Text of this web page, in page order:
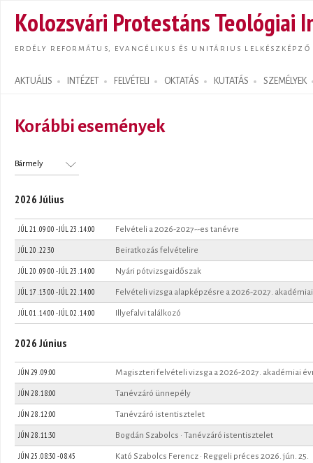
Kolozsvári Protestáns Teológiai
ERDÉLY REFORMÁTUS, EVANGÉLIKUS ÉS UNITÁRIUS LELKÉSZKÉPZŐ
AKTUÁLIS INTÉZET FELVÉTELI OKTATÁS KUTATÁS SZEMÉLYEK
Search form
Korábbi események
2026 Július
JÚL 21 . 09:00 -JÚL 23 . 14:00 Felvételi a 2026-2027--es tanévre
JÚL 20 . 22:30 Beiratkozás felvételire
JÚL 20 . 09:00 -JÚL 23 . 14:00 Nyári pótvizsgaidőszak
JÚL 17 . 13:00 -JÚL 22 . 14:00 Felvételi vizsga alapképzésre a 2026-2027.
JÚL 01 . 14:00 -JÚL 02 . 14:00 Illyefalvi találkozó
2026 Június
JÚN 29 . 09:00 Magiszteri felvételi vizsga a 2026-2027. akadémiai
JÚN 28 . 18:00 Tanévzáró ünnepély
JÚN 28 . 12:00 Tanévzáró istentisztelet
JÚN 28 . 11:30 Bogdán Szabolcs · Tanévzáró istentisztelet
JÚN 25 .08:30 -08:45 Kató Szabolcs Ferencz · Reggeli préces 2026. jún. 25.